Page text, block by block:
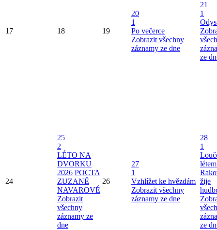
17 18 19
20
1
Po večerce
Zobrazit všechny
záznamy ze dne
21
1
ze
24
25
2
LÉTO NA
DVORKU
2026 POCTA
ZUZANĚ
NAVAROVÉ
Zobrazit
všechny
záznamy ze
dne
26
27
1
Vzhlížet ke hvězdám
Zobrazit všechny
záznamy ze dne
28
1
žije
ze